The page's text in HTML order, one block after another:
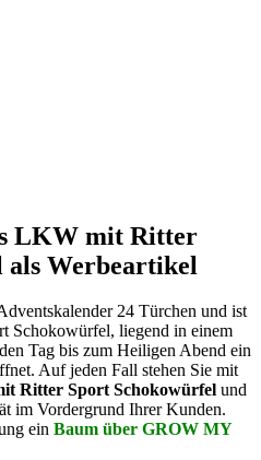
LKW mit Ritter
als Werbeartikel
24 Türchen und ist
Schokowürfel, liegend in einem
Tag bis zum Heiligen Abend ein
Auf jeden Fall stehen Sie mit
Ritter Sport Schokowürfel und
im Vordergrund Ihrer Kunden.
ein Baum über GROW MY